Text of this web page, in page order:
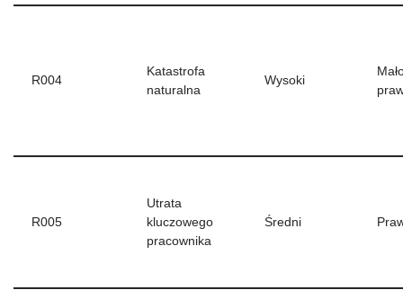
R004
Katastrofa
naturalna
Wysoki
R005
Utrata
kluczowego
pracownika
Średni